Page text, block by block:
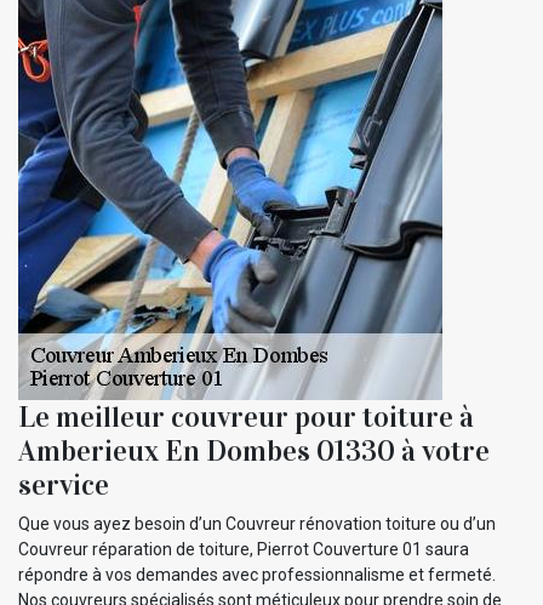
Le meilleur couvreur pour toiture à
Amberieux En Dombes 01330 à votre
service
Que vous ayez besoin d’un Couvreur rénovation toiture ou d’un
Couvreur réparation de toiture, Pierrot Couverture 01 saura
répondre à vos demandes avec professionnalisme et fermeté.
Nos couvreurs spécialisés sont méticuleux pour prendre soin de